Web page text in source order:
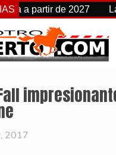
partir de 2027 Las
2017